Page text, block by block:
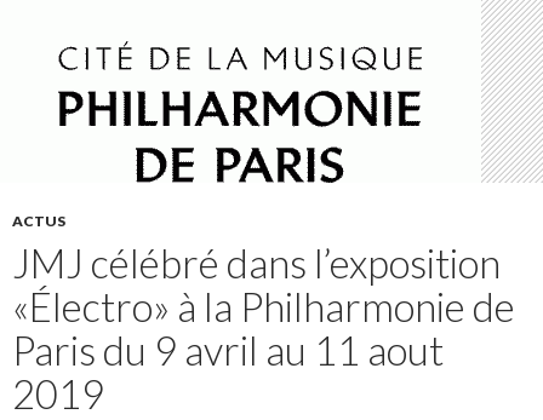
ACTUS
JMJ célébré dans l’exposition
«Électro» à la Philharmonie de
Paris du 9 avril au 11 aout
2019